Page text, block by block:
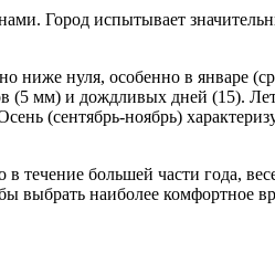
Город испытывает
ниже нуля, особенно в январе
(5 мм) и дождливых дней (15).
(сентябрь-ноябрь)
в течение большей части года,
выбрать наиболее комфортное